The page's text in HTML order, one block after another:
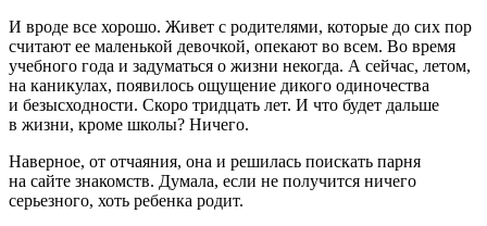
И вроде все хорошо. Живет с родителями, которые до сих пор
считают ее маленькой девочкой, опекают во всем. Во время
учебного года и задуматься о жизни некогда. А сейчас, летом,
на каникулах, появилось ощущение дикого одиночества
и безысходности. Скоро тридцать лет. И что будет дальше
в жизни, кроме школы? Ничего.
Наверное, от отчаяния, она и решилась поискать парня
на сайте знакомств. Думала, если не получится ничего
серьезного, хоть ребенка родит.